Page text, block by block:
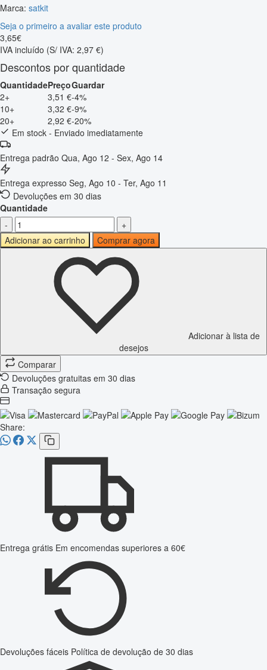
Marca: satkit
Seja o primeiro a avaliar este produto
3,65€
IVA incluído (S/ IVA: 2,97 €)
Descontos por quantidade
QuantidadePreçoGuardar
2+
3,51 €-4%
10+
3,32 €-9%
20+
2,92 €-20%
Em stock - Enviado imediatamente
Entrega padrão Qua, Ago 12 - Sex, Ago 14
Entrega expresso Seg, Ago 10 - Ter, Ago 11
Devoluções em 30 dias
Quantidade
-
+
Adicionar ao carrinho
Comprar agora
Adicionar à lista de
desejos
Comparar
Devoluções gratuitas em 30 dias
Transação segura
Share:
Entrega grátis Em encomendas superiores a 60€
Devoluções fáceis Política de devolução de 30 dias